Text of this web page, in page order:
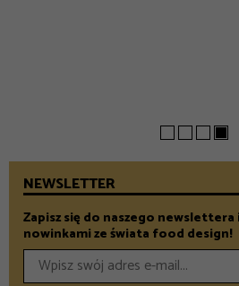
NEWSLETTER
Zapisz się do naszego newslettera
nowinkami ze świata food design!